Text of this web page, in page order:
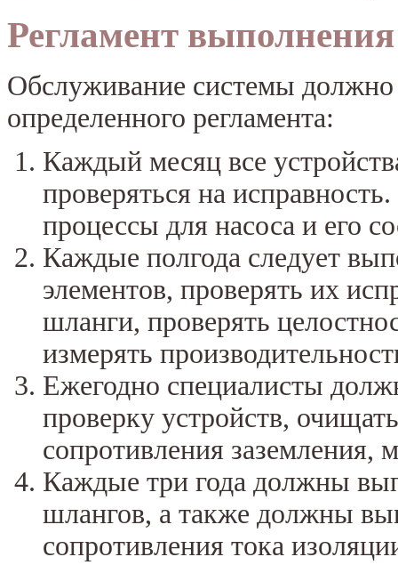
Регламент
Обслуживание системы должно
определенного регламента:
Каждый месяц все
проверяться на
процессы для насоса и его
Каждые полгода следует
элементов, проверять их
шланги, проверять
измерять
Ежегодно специалисты
проверку устройств,
сопротивления заземления,
Каждые три года должны
шлангов, а также должны
сопротивления тока